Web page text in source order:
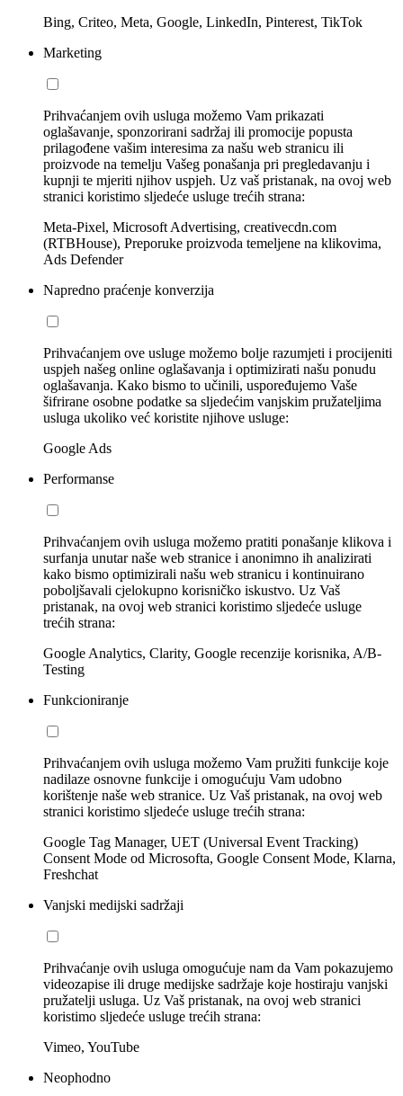
Bing, Criteo, Meta, Google, LinkedIn, Pinterest, TikTok
Marketing
Prihvaćanjem ovih usluga možemo Vam prikazati
oglašavanje, sponzorirani sadržaj ili promocije popusta
prilagođene vašim interesima za našu web stranicu ili
proizvode na temelju Vašeg ponašanja pri pregledavanju i
kupnji te mjeriti njihov uspjeh. Uz vaš pristanak, na ovoj web
stranici koristimo sljedeće usluge trećih strana:
Meta-Pixel, Microsoft Advertising, creativecdn.com
(RTBHouse), Preporuke proizvoda temeljene na klikovima,
Ads Defender
Napredno praćenje konverzija
Prihvaćanjem ove usluge možemo bolje razumjeti i procijeniti
uspjeh našeg online oglašavanja i optimizirati našu ponudu
oglašavanja. Kako bismo to učinili, uspoređujemo Vaše
šifrirane osobne podatke sa sljedećim vanjskim pružateljima
usluga ukoliko već koristite njihove usluge:
Google Ads
Performanse
Prihvaćanjem ovih usluga možemo pratiti ponašanje klikova i
surfanja unutar naše web stranice i anonimno ih analizirati
kako bismo optimizirali našu web stranicu i kontinuirano
poboljšavali cjelokupno korisničko iskustvo. Uz Vaš
pristanak, na ovoj web stranici koristimo sljedeće usluge
trećih strana:
Google Analytics, Clarity, Google recenzije korisnika, A/B-
Testing
Funkcioniranje
Prihvaćanjem ovih usluga možemo Vam pružiti funkcije koje
nadilaze osnovne funkcije i omogućuju Vam udobno
korištenje naše web stranice. Uz Vaš pristanak, na ovoj web
stranici koristimo sljedeće usluge trećih strana:
Google Tag Manager, UET (Universal Event Tracking)
Consent Mode od Microsofta, Google Consent Mode, Klarna,
Freshchat
Vanjski medijski sadržaji
Prihvaćanje ovih usluga omogućuje nam da Vam pokazujemo
videozapise ili druge medijske sadržaje koje hostiraju vanjski
pružatelji usluga. Uz Vaš pristanak, na ovoj web stranici
koristimo sljedeće usluge trećih strana:
Vimeo, YouTube
Neophodno